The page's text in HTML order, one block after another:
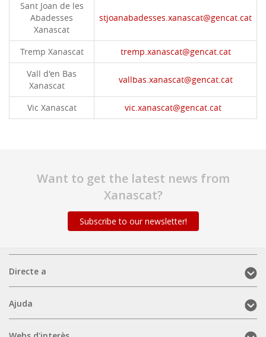
Sant Joan de les
Abadesses
Xanascat
stjoanabadesses.xanascat@gencat.cat
Tremp Xanascat
tremp.xanascat@gencat.cat
Vall d'en Bas
Xanascat
vallbas.xanascat@gencat.cat
Vic Xanascat vic.xanascat@gencat.cat
Want to get the latest news from
Xanascat?
Subscribe to our newsletter!
Directe
a
Directe a
Ajuda
(mobile)
Ajuda